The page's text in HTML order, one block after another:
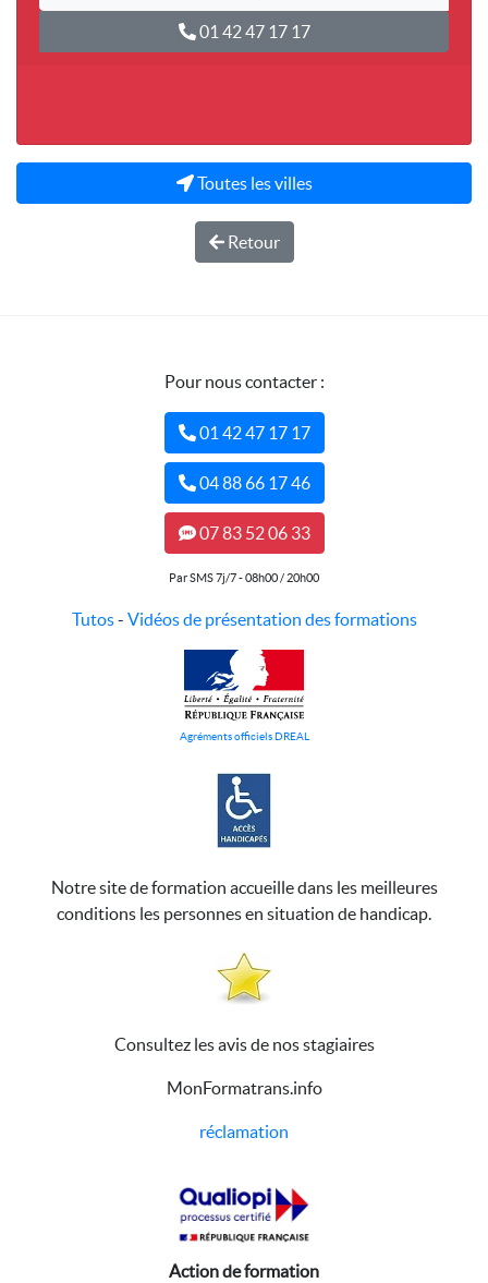
01 42 47 17 17
Toutes les villes
Retour
Pour nous contacter :
01 42 47 17 17
04 88 66 17 46
07 83 52 06 33
Par SMS 7j/7 - 08h00 / 20h00
Tutos- Vidéos de présentation des formations
Agréments officiels DREAL
Notre site de formation accueille dans les meilleures
conditions les personnes en situation de handicap.
Consultez les avis de nos stagiaires
MonFormatrans.info
réclamation
Action de formation